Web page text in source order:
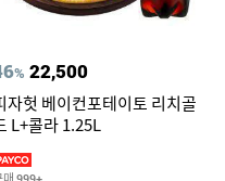
% 22,500
자헛 베이컨포테이토 리치골
L+콜라 1.25L